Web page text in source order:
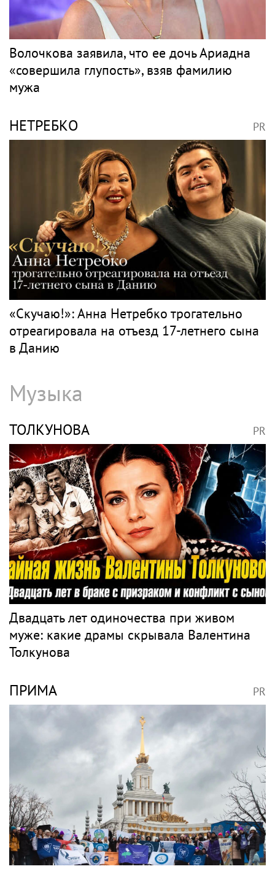
Волочкова заявила, что ее дочь Ариадна
«совершила глупость», взяв фамилию
мужа
НЕТРЕБКО PR
«Скучаю!»: Анна Нетребко трогательно
отреагировала на отъезд 17-летнего сына
в Данию
Музыка
ТОЛКУНОВА PR
Двадцать лет одиночества при живом
муже: какие драмы скрывала Валентина
Толкунова
ПРИМА PR